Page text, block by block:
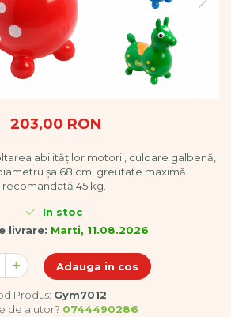
203,00 RON
abilităților motorii, culoare galbenă,
șa 68 cm, greutate maximă
recomandată 45 kg.
In stoc
livrare: Marti, 11.08.2026
Adauga in cos
Produs: Gym7012
de ajutor? 0744490286